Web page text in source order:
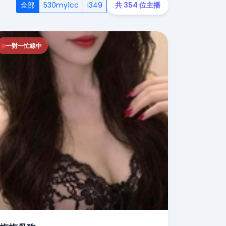
全部 530my1cc i349 共 354 位主播
一對一忙線中